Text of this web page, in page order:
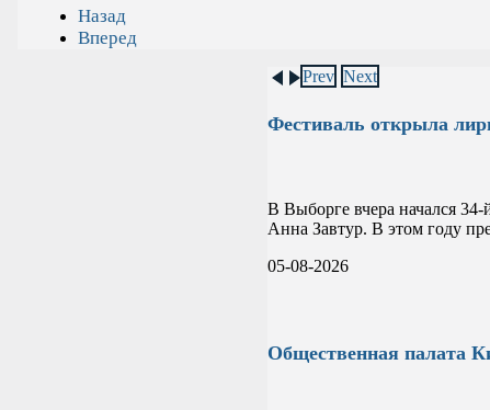
Назад
Вперед
Prev Next
Фестиваль открыла
В Выборге вчера начался
Анна Завтур. В этом году
05-08-2026
Общественная палата